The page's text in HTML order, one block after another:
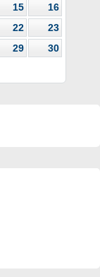
15
16
22
23
29
30